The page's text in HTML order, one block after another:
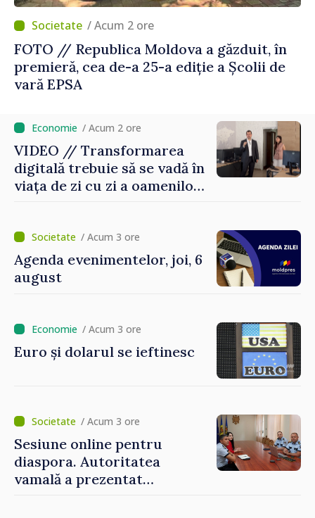
/ Acum 2 ore
FOTO // Republica Moldova a găzduit, în
premieră, cea de-a 25-a ediție a Școlii de
vară EPSA
/ Acum 2 ore
VIDEO // Transformarea
digitală trebuie să se vadă în
viața de zi cu zi a oamenilor
premierul Vasile Tofan, în
vizită la AGE
/ Acum 3 ore
Agenda evenimentelor, joi, 6
august
/ Acum 3 ore
Euro și dolarul se ieftinesc
/ Acum 3 ore
Sesiune online pentru
diaspora. Autoritatea
vamală a prezentat